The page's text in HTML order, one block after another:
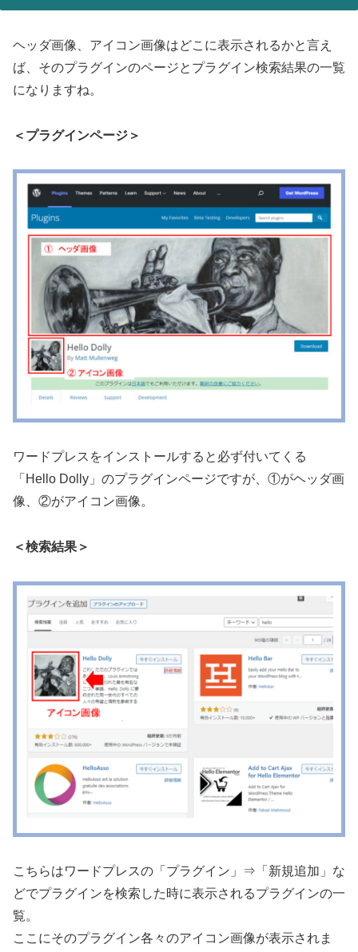
ヘッダ画像、アイコン画像はどこに表示されるかと言え
ば、そのプラグインのページとプラグイン検索結果の一覧
になりますね。
＜プラグインページ＞
ワードプレスをインストールすると必ず付いてくる
「Hello Dolly」のプラグインページですが、①がヘッダ画
像、②がアイコン画像。
＜検索結果＞
こちらはワードプレスの「プラグイン」⇒「新規追加」な
どでプラグインを検索した時に表示されるプラグインの一
覧。
ここにそのプラグイン各々のアイコン画像が表示されま